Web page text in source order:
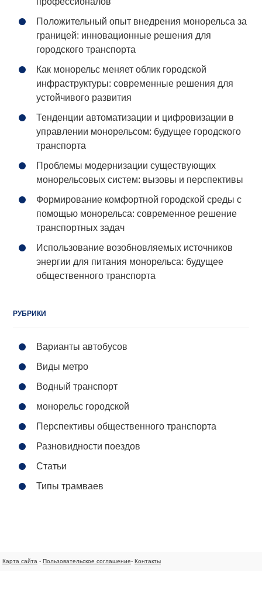
Положительный опыт внедрения монорельса за
границей: инновационные решения для
городского транспорта
Как монорельс меняет облик городской
инфраструктуры: современные решения для
устойчивого развития
Тенденции автоматизации и цифровизации в
управлении монорельсом: будущее городского
транспорта
Проблемы модернизации существующих
монорельсовых систем: вызовы и перспективы
Формирование комфортной городской среды с
помощью монорельса: современное решение
транспортных задач
Использование возобновляемых источников
энергии для питания монорельса: будущее
общественного транспорта
РУБРИКИ
Варианты автобусов
Виды метро
Водный транспорт
монорельс городской
Перспективы общественного транспорта
Разновидности поездов
Статьи
Типы трамваев
Карта сайта - Пользовательское соглашение- Контакты